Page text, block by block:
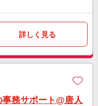
詳しく見る
事務サポート@唐人